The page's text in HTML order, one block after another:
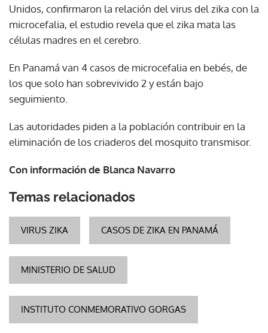
Unidos, confirmaron la relación del virus del zika con la
microcefalia, el estudio revela que el zika mata las
células madres en el cerebro.
En Panamá van 4 casos de microcefalia en bebés, de
los que solo han sobrevivido 2 y están bajo
seguimiento.
Las autoridades piden a la población contribuir en la
eliminación de los criaderos del mosquito transmisor.
Con información de Blanca Navarro
Temas relacionados
VIRUS ZIKA CASOS DE ZIKA EN PANAMÁ
MINISTERIO DE SALUD
INSTITUTO CONMEMORATIVO GORGAS